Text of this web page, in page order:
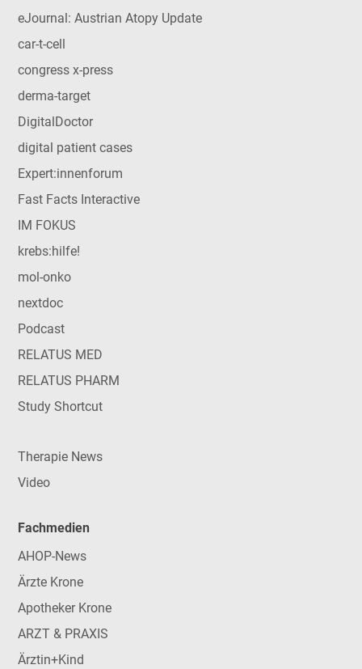
eJournal: Austrian Atopy Update
car-t-cell
congress x-press
derma-target
DigitalDoctor
digital patient cases
Expert:innenforum
Fast Facts Interactive
IM FOKUS
krebs:hilfe!
mol-onko
nextdoc
Podcast
RELATUS MED
RELATUS PHARM
Study Shortcut
Therapie News
Video
Fachmedien
AHOP-News
Ärzte Krone
Apotheker Krone
ARZT & PRAXIS
Ärztin+Kind